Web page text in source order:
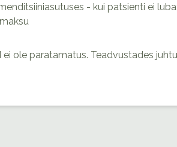
- kui patsienti ei
ole paratamatus. Teadvustades